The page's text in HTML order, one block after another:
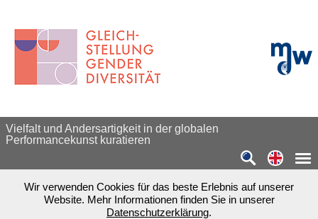
mdw -
Vielfalt und Andersartigkeit in der globalen
Performancekunst kuratieren
Wir verwenden Cookies für das beste Erlebnis auf unserer
Website. Mehr Informationen finden Sie in unserer
Datenschutzerklärung.